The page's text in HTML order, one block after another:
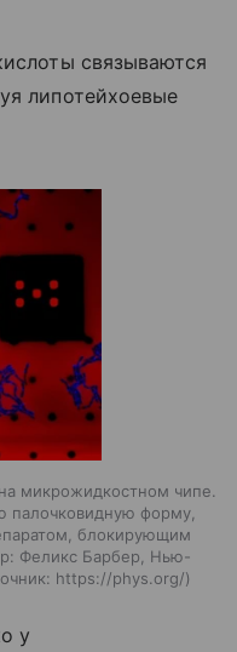
связываются
липотейхоевые
микрожидкостном чипе.
палочковидную форму,
блокирующим
Феликс Барбер, Нью-
https://phys.org/
у